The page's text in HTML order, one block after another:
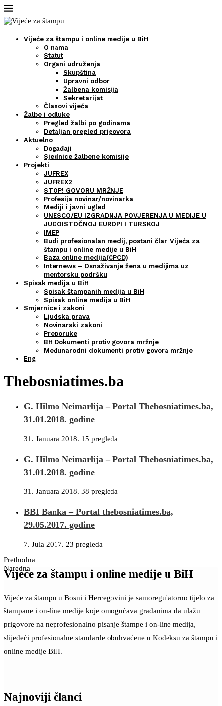
Vijeće za štampu i online medije u BiH
O nama
Statut
Organi udruženja
Skupština
Upravni odbor
Žalbena komisija
Sekretarijat
Članovi vijeća
Žalbe i odluke
Pregled žalbi po godinama
Detaljan pregled prigovora
Aktuelno
Događaji
Sjednice žalbene komisije
Projekti
JUFREX
JUFREX2
STOP! GOVORU MRŽNJE
Profesija novinar/novinarka
Mediji i javni ugled
UNESCO/EU IZGRADNJA POVJERENJA U MEDIJE U
JUGOISTOČNOJ EUROPI I TURSKOJ
IMEP
Budi profesionalan medij, postani član Vijeća za
štampu i online medije u BiH
Baza online medija(CPCD)
Internews – Osnaživanje žena u medijima uz
mentorsku podršku
Spisak medija u BiH
Spisak štampanih medija u BiH
Spisak online medija u BiH
Smjernice i zakoni
Ljudska prava
Novinarski zakoni
Preporuke
BH Dokumenti protiv govora mržnje
Međunarodni dokumenti protiv govora mržnje
Eng
Thebosniatimes.ba
G. Hilmo Neimarlija – Portal Thebosniatimes.ba,
31.01.2018. godine
31. Januara 2018. 15 pregleda
G. Hilmo Neimarlija – Portal Thebosniatimes.ba,
31.01.2018. godine
31. Januara 2018. 38 pregleda
BBI Banka – Portal thebosniatimes.ba,
29.05.2017. godine
7. Jula 2017. 23 pregleda
Prethodna
Naredna
Vijeće za štampu i online medije u BiH
Vijeće za štampu u Bosni i Hercegovini je samoregulatorno tijelo za
štampane i on-line medije koje omogućava građanima da ulažu
prigovore na neprofesionalno pisanje štampe i on-line medija,
slijedeći profesionalne standarde obuhvaćene u Kodeksu za štampu i
online medije BiH.
Najnoviji članci